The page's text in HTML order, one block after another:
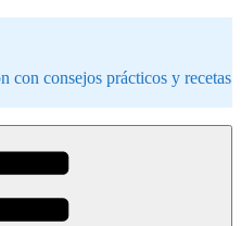
con consejos prácticos y recetas